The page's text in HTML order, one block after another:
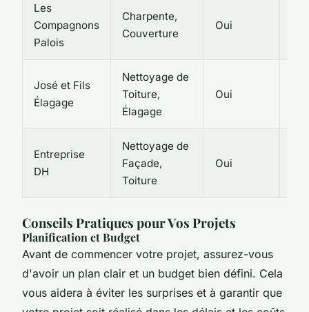
Les
Compagnons
Palois
Charpente,
Couverture
Oui
José et Fils
Élagage
Nettoyage de
Toiture,
Élagage
Oui
Entreprise
DH
Nettoyage de
Façade,
Toiture
Oui
Conseils Pratiques pour Vos Projets
Planification et Budget
Avant de commencer votre projet, assurez-vous
d'avoir un plan clair et un budget bien défini. Cela
vous aidera à éviter les surprises et à garantir que